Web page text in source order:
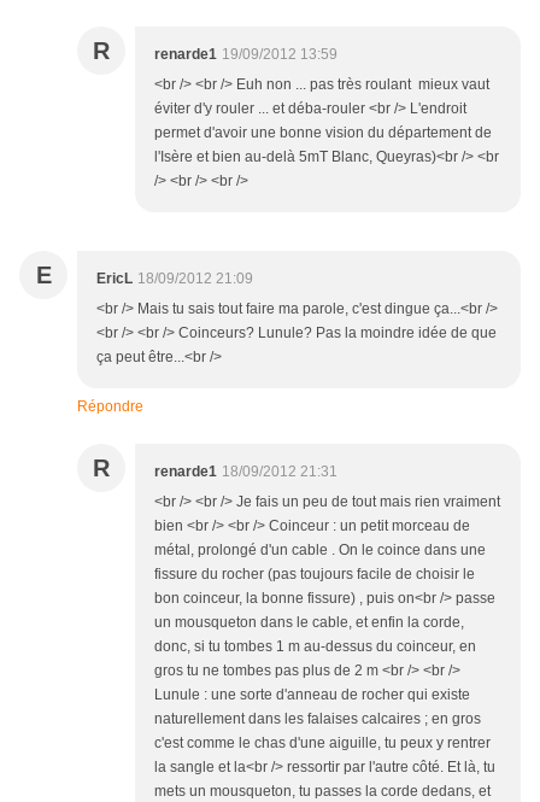
R renarde1 19/09/2012 13:59
<br /> <br /> Euh non ... pas très roulant mieux vaut
éviter d'y rouler ... et déba-rouler <br /> L'endroit
permet d'avoir une bonne vision du département de
l'Isère et bien au-delà 5mT Blanc, Queyras)<br /> <br
/> <br /> <br />
E EricL 18/09/2012 21:09
<br /> Mais tu sais tout faire ma parole, c'est dingue ça...<br />
<br /> <br /> Coinceurs? Lunule? Pas la moindre idée de que
ça peut être...<br />
Répondre
R renarde1 18/09/2012 21:31
<br /> <br /> Je fais un peu de tout mais rien vraiment
bien <br /> <br /> Coinceur : un petit morceau de
métal, prolongé d'un cable . On le coince dans une
fissure du rocher (pas toujours facile de choisir le
bon coinceur, la bonne fissure) , puis on<br /> passe
un mousqueton dans le cable, et enfin la corde,
donc, si tu tombes 1 m au-dessus du coinceur, en
gros tu ne tombes pas plus de 2 m <br /> <br />
Lunule : une sorte d'anneau de rocher qui existe
naturellement dans les falaises calcaires ; en gros
c'est comme le chas d'une aiguille, tu peux y rentrer
la sangle et la<br /> ressortir par l'autre côté. Et là, tu
mets un mousqueton, tu passes la corde dedans, et